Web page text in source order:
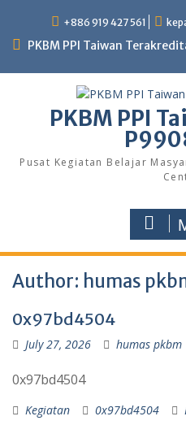
+886 919 427 561
PKBM PPI Taiwan
PKBM PPI
Pusat Kegiatan Belajar
Author: humas
0x97bd4504
July 27, 2026 humas pkbm
0x97bd4504
Kegiatan 0x97bd4504